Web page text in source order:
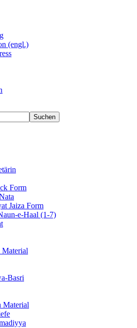
(engl.)
Suchen
Form
Jaiza Form
e-Haal (1-7)
Material
Basri
Material